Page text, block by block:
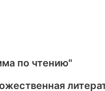
по чтению"